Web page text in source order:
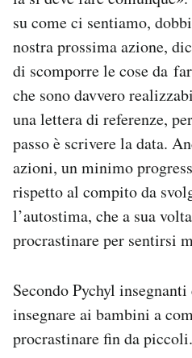
su come ci sentiamo,
nostra prossima azione,
di scomporre le cose da
che sono davvero
una lettera di referenze,
passo è scrivere la data.
azioni, un minimo
rispetto al compito da
l’autostima, che a sua
procrastinare per sentirsi
Secondo Pychyl
insegnare ai bambini a
procrastinare fin da